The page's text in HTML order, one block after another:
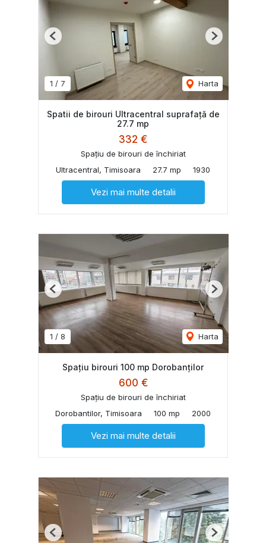
1 / 7 Harta
Previous Next
Spatii de birouri Ultracentral suprafață de
27.7 mp
332 €
Spațiu de birouri de închiriat
Ultracentral, Timisoara
27.7 mp 1930
Vezi mai multe detalii
1 / 8 Harta
Previous Next
Spațiu birouri 100 mp Dorobanților
600 €
Spațiu de birouri de închiriat
Dorobantilor, Timisoara
100 mp 2000
Vezi mai multe detalii
Previous Next